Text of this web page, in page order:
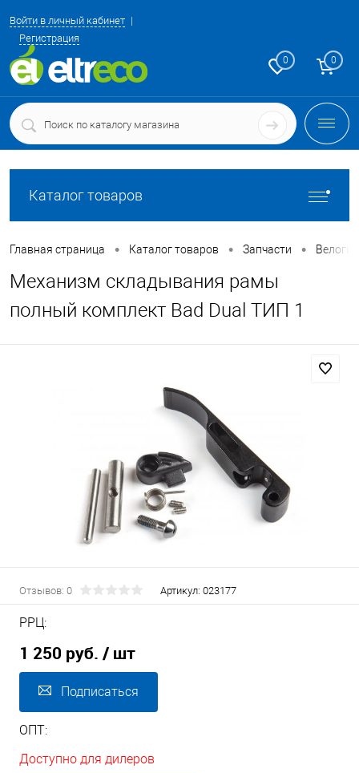
Войти в личный кабинет
Регистрация
0 0
Каталог товаров
Главная страница • Каталог товаров • Запчасти •
Механизм складывания рамы
полный комплект Bad Dual ТИП 1
Отзывов: 0 Артикул: 023177
РРЦ:
1 250 руб. / шт
Подписаться
ОПТ:
Доступно для дилеров